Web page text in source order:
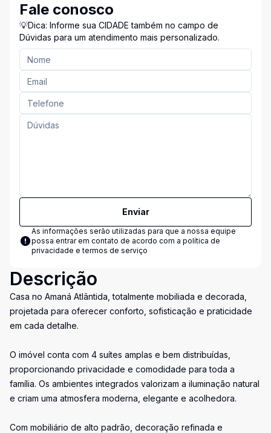
Fale conosco
💡Dica: Informe sua CIDADE também no campo de
Dúvidas para um atendimento mais personalizado.
Enviar
As informações serão utilizadas para que a nossa equipe
possa entrar em contato de acordo com a política de
privacidade e termos de serviço
Descrição
Casa no Amaná Atlântida, totalmente mobiliada e decorada,
projetada para oferecer conforto, sofisticação e praticidade
em cada detalhe.
O imóvel conta com 4 suítes amplas e bem distribuídas,
proporcionando privacidade e comodidade para toda a
família. Os ambientes integrados valorizam a iluminação natural
e criam uma atmosfera moderna, elegante e acolhedora.
Com mobiliário de alto padrão, decoração refinada e